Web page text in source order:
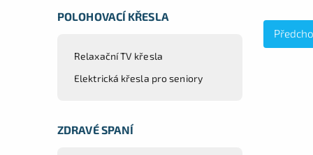
POLOHOVACÍ KŘESLA
Relaxační TV křesla
Elektrická křesla pro seniory
ZDRAVÉ SPANÍ